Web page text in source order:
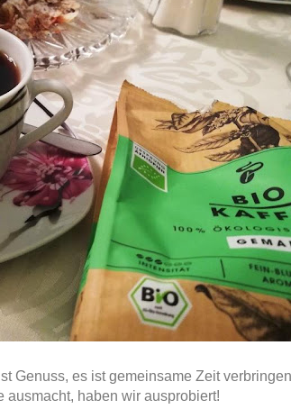
Genuss, es ist gemeinsame Zeit
ausmacht, haben wir ausprobiert!